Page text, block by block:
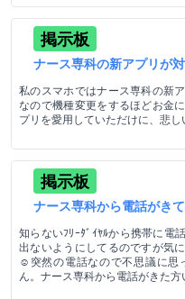
掲示板
ナース専科の新アプリが
私のスマホではナース専科の新
なので機種変更をするほどお金
プリを愛用していただけに、悲し
掲示板
ナース専科から電話がき
知らないﾌﾘｰﾀﾞｲﾔﾙから携帯に電
出ないようにしてるのですが気
☺突然の電話なので不思議に思
ん。ナース専科から電話がきた方